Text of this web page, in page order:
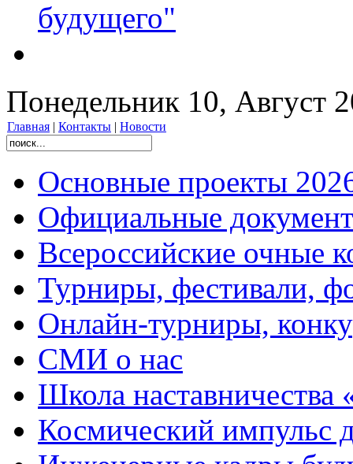
будущего"
Понедельник 10, Август
Главная | Контакты | Новости
Основные проекты
Официальные
Всероссийские очные
Турниры, фестивали,
Онлайн-турниры,
СМИ о нас
Школа
Космический импульс